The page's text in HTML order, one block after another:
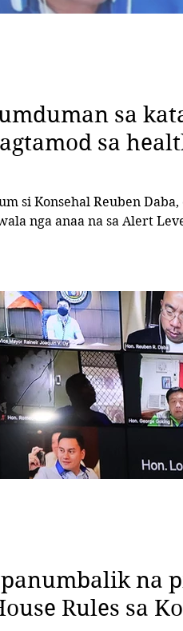
sa
sa
si Konsehal Reuben
nga anaa na sa Alert
na
Rules sa